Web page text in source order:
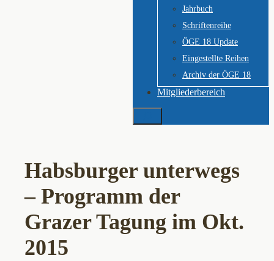
Jahrbuch
Schriftenreihe
ÖGE 18 Update
Eingestellte Reihen
Archiv der ÖGE 18
Mitgliederbereich
Suchen
Habsburger unterwegs
– Programm der
Grazer Tagung im Okt.
2015